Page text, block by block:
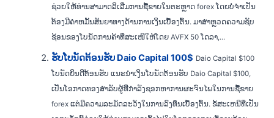
ຊ່ວຍໃຫ້ທ່ານສາມາດລິເລີ່ມການຊື້ຂາຍໃນຕະຫຼາດ forex ໂດຍບໍ່ຈໍາເປັນ
ຕ້ອງມີຄໍາຫມັ້ນສັນຍາທາງດ້ານການເງິນເບື້ອງຕົ້ນ. ມາສຳຫຼວດຄວາມຊັບ
ຊ້ອນຂອງໂບນັດການຄ້າທີ່ສະເໜີໃຫ້ໂດຍ AVFX 50 ໂດລາ,...
ຮັບໂບນັດຕ້ອນຮັບ Daio Capital 100$ Daio Capital $100
ໂບນັດຍິນດີຕ້ອນຮັບ ແນະນຳເງິນໂບນັດຕ້ອນຮັບ Daio Capital $100,
ເປັນໂອກາດທອງສຳລັບຜູ້ທີ່ກຳລັງຊອກຫາການຜະຈົນໄພໃນການຊື້ຂາຍ
forex ແຕ່ມີຄວາມລະມັດລະວັງໃນການລົງທຶນເບື້ອງຕົ້ນ. ຂໍ້ສະເຫນີທີ່ເປັນ